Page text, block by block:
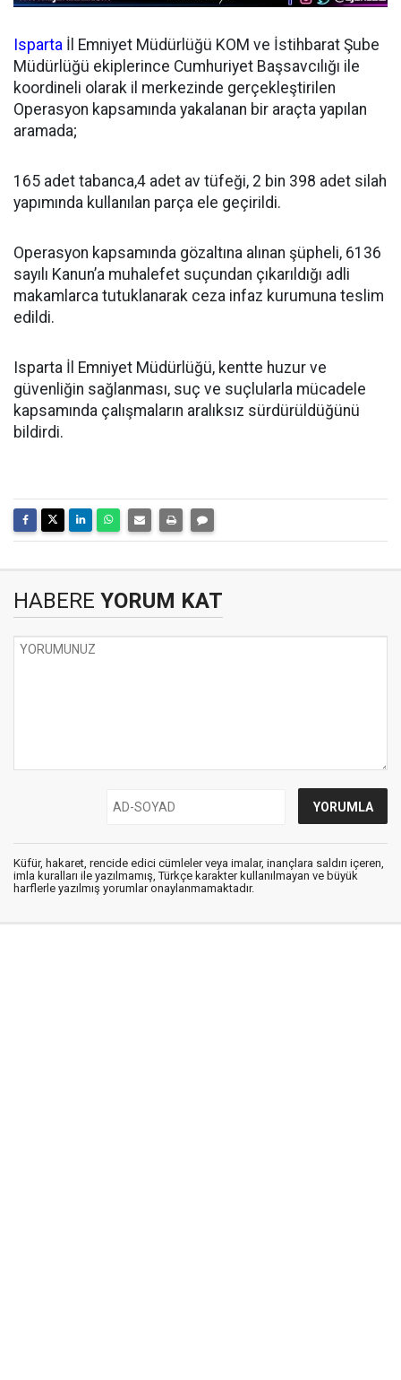
Isparta İl Emniyet Müdürlüğü KOM ve İstihbarat Şube
Müdürlüğü ekiplerince Cumhuriyet Başsavcılığı ile
koordineli olarak il merkezinde gerçekleştirilen
Operasyon kapsamında yakalanan bir araçta yapılan
aramada;
165 adet tabanca,4 adet av tüfeği, 2 bin 398 adet silah
yapımında kullanılan parça ele geçirildi.
Operasyon kapsamında gözaltına alınan şüpheli, 6136
sayılı Kanun’a muhalefet suçundan çıkarıldığı adli
makamlarca tutuklanarak ceza infaz kurumuna teslim
edildi.
Isparta İl Emniyet Müdürlüğü, kentte huzur ve
güvenliğin sağlanması, suç ve suçlularla mücadele
kapsamında çalışmaların aralıksız sürdürüldüğünü
bildirdi.
HABERE YORUM KAT
Küfür, hakaret, rencide edici cümleler veya imalar, inançlara saldırı içeren,
imla kuralları ile yazılmamış, Türkçe karakter kullanılmayan ve büyük
harflerle yazılmış yorumlar onaylanmamaktadır.